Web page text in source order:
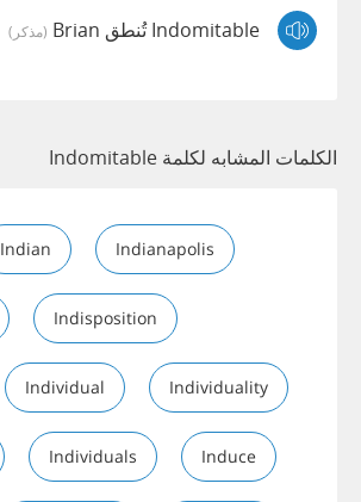
Indomitable تُنطق Brian (مذكر)
الكلمات المشابه لكلمة Indomitable
Indian Indianapolis
Indisposition
Individual Individuality
Individuals Induce